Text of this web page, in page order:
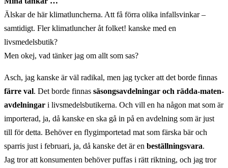
Älskar de här klimatluncherna. Att få förra olika infallsvinkar –
samtidigt. Fler klimatluncher åt folket! kanske med en
livsmedelsbutik?
Men okej, vad tänker jag om allt som sas?
Asch, jag kanske är väl radikal, men jag tycker att det borde finnas
färre val. Det borde finnas säsongsavdelningar och rädda-maten-
avdelningar i livsmedelsbutikerna. Och vill en ha någon mat som är
importerad, ja, då kanske en ska gå in på en avdelning som är just
till för detta. Behöver en flygimportetad mat som färska bär och
sparris just i februari, ja, då kanske det är en beställningsvara.
Jag tror att konsumenten behöver puffas i rätt riktning, och jag tror